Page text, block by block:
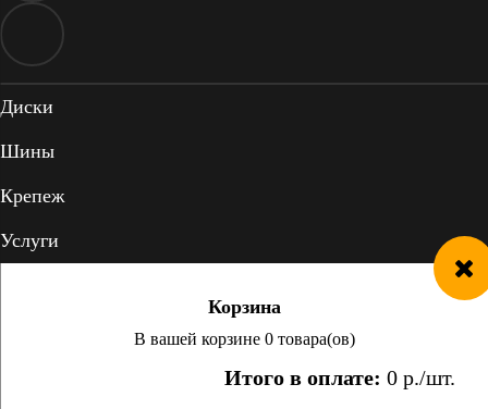
Диски
Шины
Крепеж
Услуги
Корзина
В вашей корзине 0 товара(ов)
Итого в оплате: 0 р./шт.